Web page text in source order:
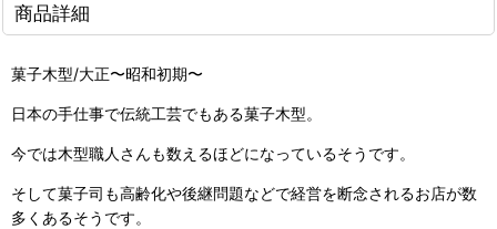
商品詳細
菓子木型/大正〜昭和初期〜
日本の手仕事で伝統工芸でもある菓子木型。
今では木型職人さんも数えるほどになっているそうです。
そして菓子司も高齢化や後継問題などで経営を断念されるお店が数
多くあるそうです。